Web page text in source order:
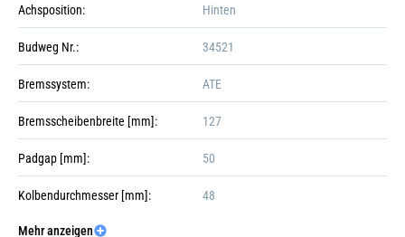
Achsposition: Hinten
Budweg Nr.: 34521
Bremssystem: ATE
Bremsscheibenbreite [mm]: 127
Padgap [mm]: 50
Kolbendurchmesser [mm]: 48
Kolbenanzahl:
Mehr anzeigen